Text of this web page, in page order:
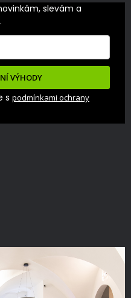
slevám a
VÝHODY
s podmínkami ochrany